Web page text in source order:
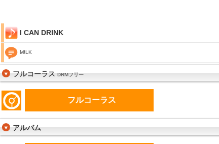
I CAN DRINK
M!LK
フルコーラスDRMフリー
フルコーラス
アルバム